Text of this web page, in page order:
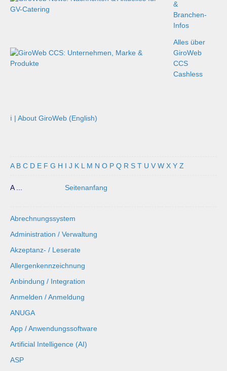
&
Branchen-
Infos
Alles über
GiroWeb
CCS
Cashless
ℹ️ | About GiroWeb (English)
A B C D E F G H I J K L M N O P Q R S T U V W X Y Z
A ... Seitenanfang
Abrechnungssystem
Administration / Verwaltung
Akzeptanz- / Leserate
Allergenkennzeichnung
Anbindung / Integration
Anmelden / Anmeldung
ANUGA
App / Anwendungssoftware
Artificial Intelligence (AI)
ASP